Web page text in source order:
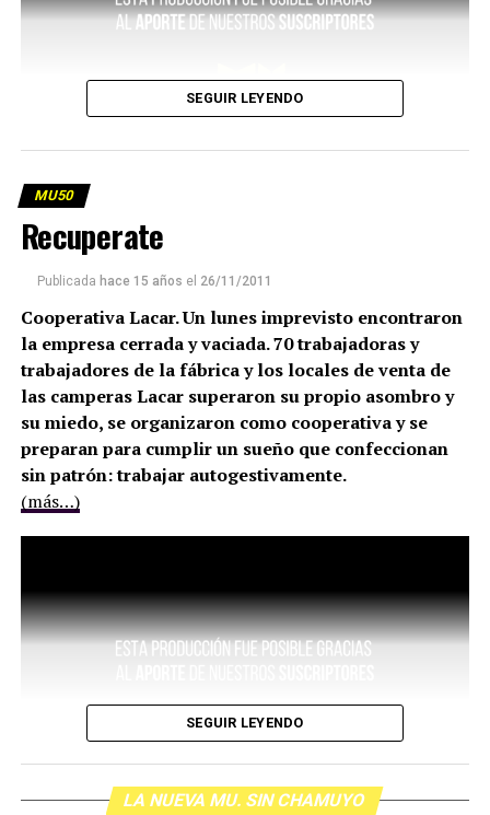
SEGUIR LEYENDO
MU50
Recuperate
Publicada hace 15 años el 26/11/2011
Cooperativa Lacar. Un lunes imprevisto encontraron
la empresa cerrada y vaciada. 70 trabajadoras y
trabajadores de la fábrica y los locales de venta de
las camperas Lacar superaron su propio asombro y
su miedo, se organizaron como cooperativa y se
preparan para cumplir un sueño que confeccionan
sin patrón: trabajar autogestivamente.
(más…)
SEGUIR LEYENDO
LA NUEVA MU. SIN CHAMUYO